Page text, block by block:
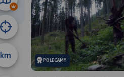
km
5 km
POLECAMY